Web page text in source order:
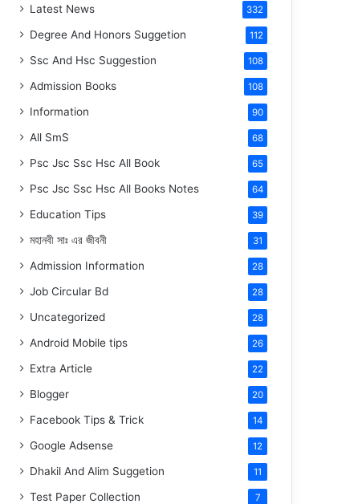
Latest News 332
Degree And Honors Suggetion 112
Ssc And Hsc Suggestion 108
Admission Books 108
Information 90
All SmS 68
Psc Jsc Ssc Hsc All Book 65
Psc Jsc Ssc Hsc All Books Notes 64
Education Tips 39
মহানবীসাঃ এর জীবনী 31
Admission Information 28
Job Circular Bd 28
Uncategorized 28
Android Mobile tips 26
Extra Article 22
Blogger 20
Facebook Tips & Trick 14
Google Adsense 12
Dhakil And Alim Suggetion 11
Test Paper Collection 7